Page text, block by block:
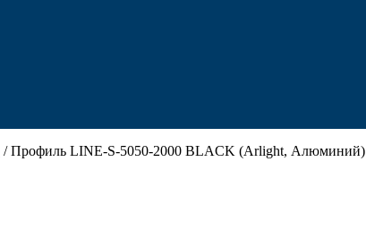
/ Профиль LINE-S-5050-2000 BLACK (Arlight, Алюминий)